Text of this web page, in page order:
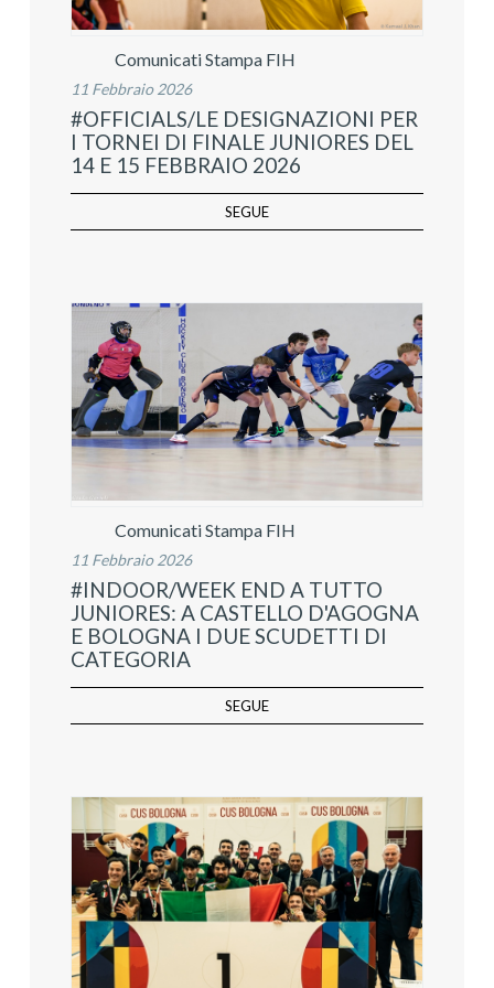
Comunicati Stampa FIH
11 Febbraio 2026
#OFFICIALS/LE DESIGNAZIONI PER
I TORNEI DI FINALE JUNIORES DEL
14 E 15 FEBBRAIO 2026
SEGUE
Comunicati Stampa FIH
11 Febbraio 2026
#INDOOR/WEEK END A TUTTO
JUNIORES: A CASTELLO D'AGOGNA
E BOLOGNA I DUE SCUDETTI DI
CATEGORIA
SEGUE